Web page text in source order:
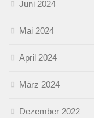
Juni 2024
Mai 2024
April 2024
März 2024
Dezember 2022